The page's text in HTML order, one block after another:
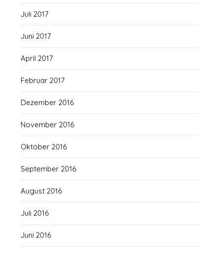
Juli 2017
Juni 2017
April 2017
Februar 2017
Dezember 2016
November 2016
Oktober 2016
September 2016
August 2016
Juli 2016
Juni 2016